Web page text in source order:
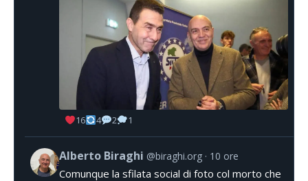
16 4 2 1
Alberto Biraghi @biraghi.org 10 ore
Comunque la sfilata social di foto col morto che